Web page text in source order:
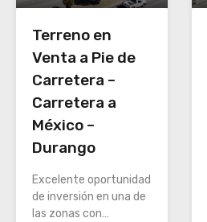
Terreno en
Venta a Pie de
Carretera –
Carretera a
México –
Durango
Excelente oportunidad
de inversión en una de
las zonas con…